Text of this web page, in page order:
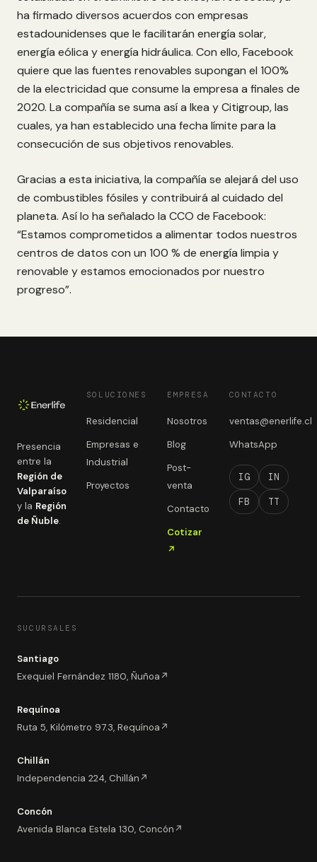
ha firmado diversos acuerdos con empresas
estadounidenses que le facilitarán energía solar,
energía eólica y energía hidráulica. Con ello, Facebook
quiere que las fuentes renovables supongan el 100%
de la electricidad que consume la empresa a finales de
2020. La compañía se suma así a Ikea y Citigroup, las
cuales, ya han establecido una fecha límite para la
consecución de sus objetivos renovables.
Gracias a esta iniciativa, la compañía se alejará del uso
de combustibles fósiles ycontribuirá al cuidado del
planeta. Así lo ha señalado la CCO de Facebook:
“Estamos comprometidos a alimentar todos nuestros
centros de datos con un 100 % de energía limpia y
renovable y estamos emocionados por nuestro
progreso”.
Presencia
entre la
Región de
Valparaíso
y la Región
de Ñuble.
SOLUCIONES
Residencial
Empresas e
Industrial
Proyectos
EMPRESA
Nosotros
Blog
Post-
venta
Contacto
Cotizar
↗
CONTACTO
ventas@enerlife.cl
WhatsApp
IG IN
FB TT
SUCURSALES
Santiago
Exequiel Fernández 1180, Ñuñoa ↗
Requínoa
Ruta 5, Kilómetro 97.3, Requínoa ↗
Chillán
Independencia 224, Chillán ↗
Concón
Avenida Blanca Estela 130, Concón ↗